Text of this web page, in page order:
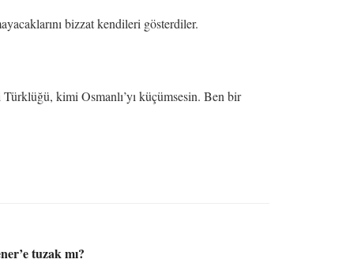
bizzat kendileri gösterdiler.
kimi Osmanlı’yı küçümsesin. Ben bir
tuzak mı?